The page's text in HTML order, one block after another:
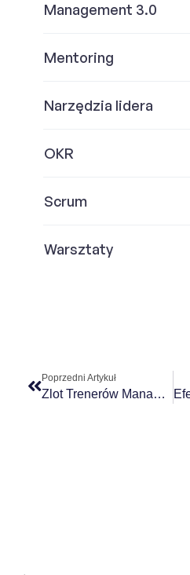
Management 3.0
Mentoring
Narzędzia lidera
OKR
Scrum
Warsztaty
Poprzedni Artykuł
Zlot Trenerów Management 3.0 W Leiden